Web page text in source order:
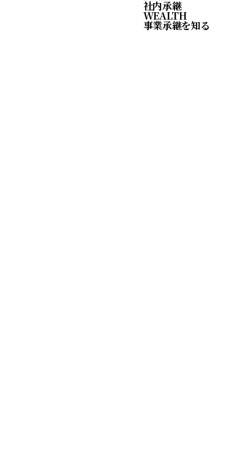
社内承継
WEALTH
事業承継を知る